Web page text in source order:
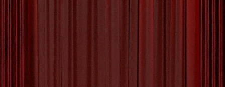
Het Betoverende Wonder van
een Kunstwerk